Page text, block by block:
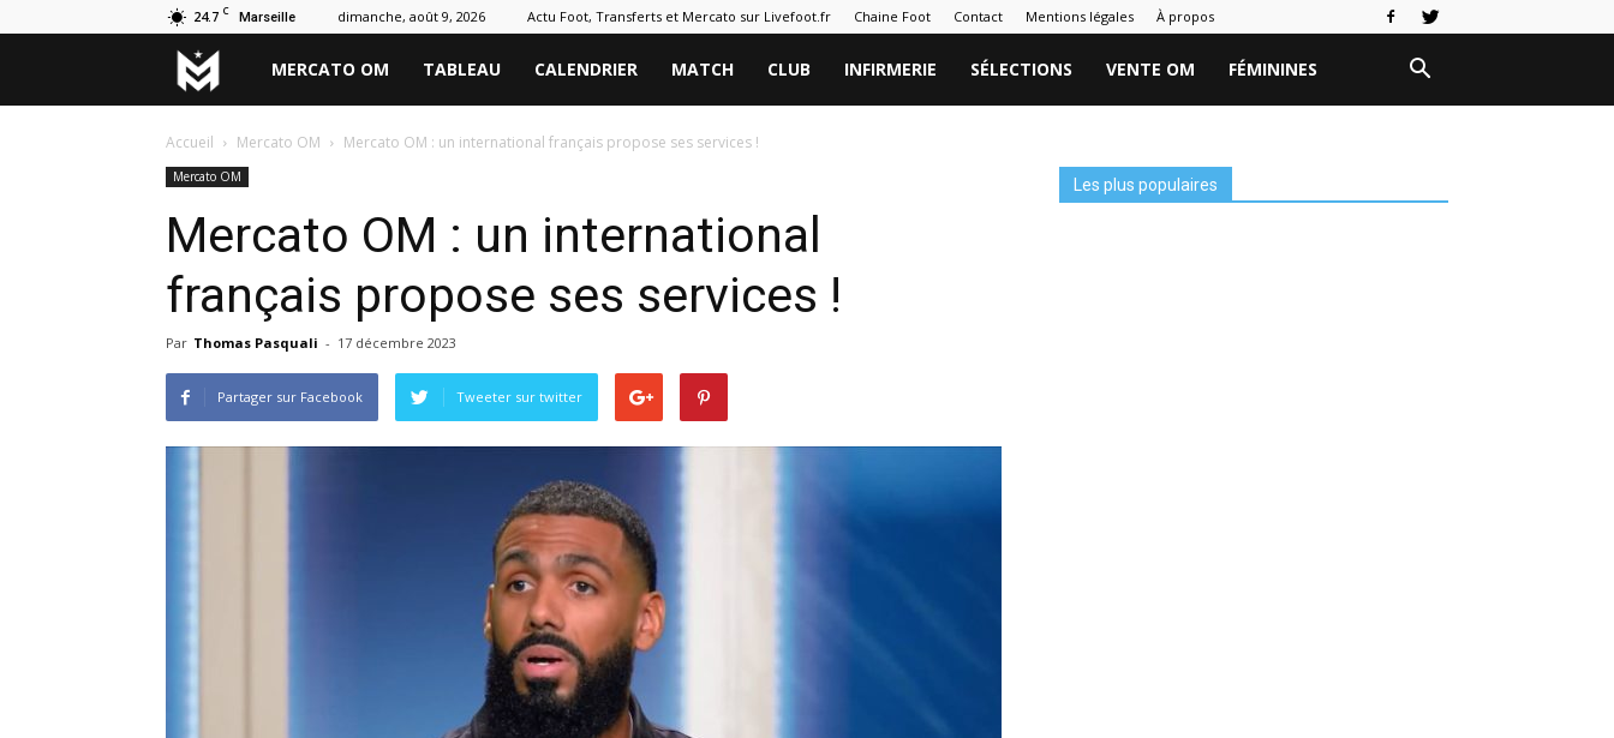
24.7 C Marseille dimanche, août 9, 2026 Actu Foot, Transferts et Mercato sur Livefoot.fr Chaine Foot Contact Mentions légales À propos
Marseille
Mercato
MERCATO OM TABLEAU CALENDRIER MATCH CLUB INFIRMERIE SÉLECTIONS VENTE OM FÉMININES
Accueil Mercato OM Mercato OM : un international français propose ses services !
Mercato OM
Mercato OM : un international
français propose ses services !
Par Thomas Pasquali - 17 décembre 2023
Partager sur Facebook Tweeter sur twitter
Les plus populaires